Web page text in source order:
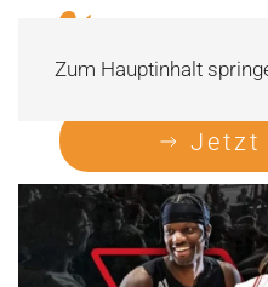
Zum Hauptinhalt
Jetzt